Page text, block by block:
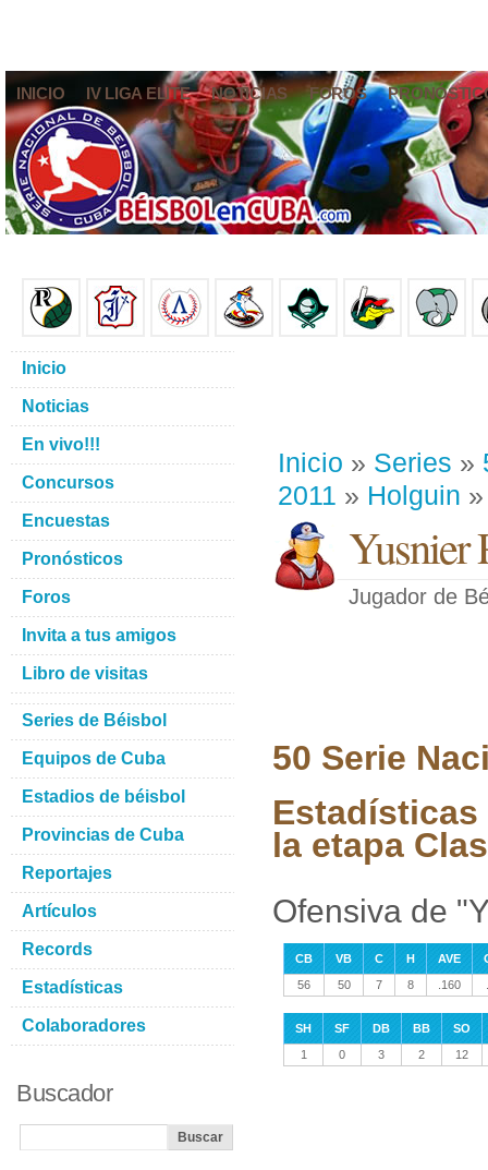
INICIO IV LIGA ELITE NOTICIAS FOROS
Inicio » Series »
2011 » Holguin
Yusnier
Jugador de
50 Serie
la etapa
Ofensiva de
CB VB C H AVE
56
50 7 8 .160
SH SF DB BB
SO
1
0 3 2 12
Inicio
Noticias
En vivo!!!
Concursos
Encuestas
Pronósticos
Foros
Invita a tus amigos
Libro de visitas
Series de Béisbol
Equipos de Cuba
Estadios de béisbol
Provincias de Cuba
Reportajes
Artículos
Records
Estadísticas
Colaboradores
Buscador